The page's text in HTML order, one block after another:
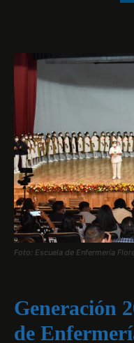
Foto: Escuela de Enfermería
Generación
de